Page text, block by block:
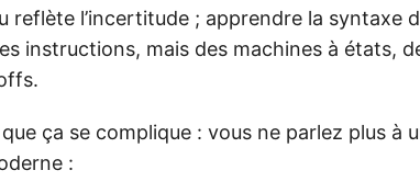
reflète l’incertitude ; apprendre la
instructions, mais des machines à états,
que ça se complique : vous ne parlez plus à
: